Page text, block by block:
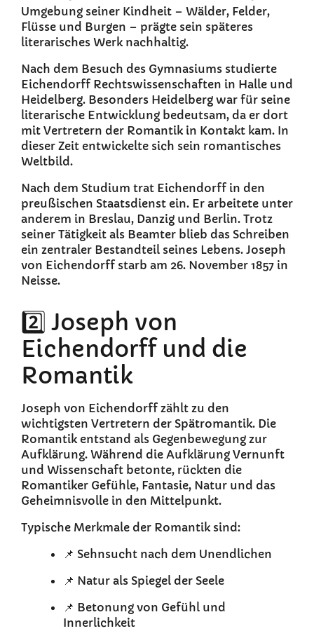
Umgebung seiner Kindheit – Wälder, Felder,
Flüsse und Burgen – prägte sein späteres
literarisches Werk nachhaltig.
Nach dem Besuch des Gymnasiums studierte
Eichendorff Rechtswissenschaften in Halle und
Heidelberg. Besonders Heidelberg war für seine
literarische Entwicklung bedeutsam, da er dort
mit Vertretern der Romantik in Kontakt kam. In
dieser Zeit entwickelte sich sein romantisches
Weltbild.
Nach dem Studium trat Eichendorff in den
preußischen Staatsdienst ein. Er arbeitete unter
anderem in Breslau, Danzig und Berlin. Trotz
seiner Tätigkeit als Beamter blieb das Schreiben
ein zentraler Bestandteil seines Lebens. Joseph
von Eichendorff starb am 26. November 1857 in
Neisse.
2️⃣ Joseph von
Eichendorff und die
Romantik
Joseph von Eichendorff zählt zu den
wichtigsten Vertretern der Spätromantik. Die
Romantik entstand als Gegenbewegung zur
Aufklärung. Während die Aufklärung Vernunft
und Wissenschaft betonte, rückten die
Romantiker Gefühle, Fantasie, Natur und das
Geheimnisvolle in den Mittelpunkt.
Typische Merkmale der Romantik sind:
📌 Sehnsucht nach dem Unendlichen
📌 Natur als Spiegel der Seele
📌 Betonung von Gefühl und
Innerlichkeit